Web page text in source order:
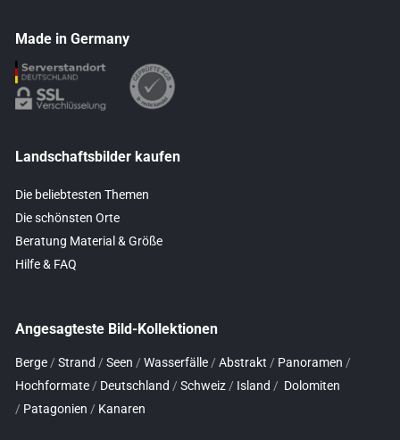
Made in Germany
Landschaftsbilder kaufen
Die beliebtesten Themen
Die schönsten Orte
Beratung Material & Größe
Hilfe & FAQ
Angesagteste Bild-Kollektionen
Berge / Strand / Seen / Wasserfälle / Abstrakt / Panoramen /
Hochformate / Deutschland / Schweiz / Island / Dolomiten
/ Patagonien / Kanaren